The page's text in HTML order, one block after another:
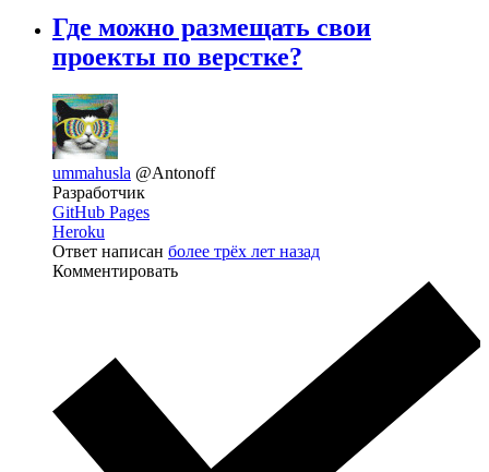
Где можно размещать свои
проекты по верстке?
ummahusla @Antonoff
Разработчик
GitHub Pages
Heroku
Ответ написан более трёх лет назад
Комментировать